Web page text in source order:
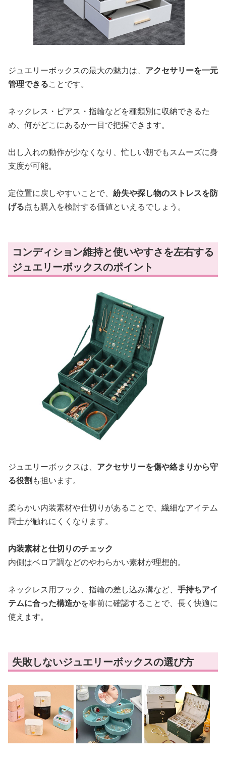
ジュエリーボックスの最大の魅力は、 アクセサリーを一元
管理できることです。
ネックレス・ピアス・指輪などを種類別に収納できるた
め、何がどこにあるか一目で把握できます。
出し入れの動作が少なくなり、忙しい朝でもスムーズに身
支度が可能。
定位置に戻しやすいことで、 紛失や探し物のストレスを防
げる点も購入を検討する価値といえるでしょう。
コンディション維持と使いやすさを左右する
ジュエリーボックスのポイント
ジュエリーボックスは、 アクセサリーを傷や絡まりから守
る役割も担います。
柔らかい内装素材や仕切りがあることで、繊細なアイテム
同士が触れにくくなります。
内装素材と仕切りのチェック
内側はベロア調などのやわらかい素材が理想的。
ネックレス用フック、指輪の差し込み溝など、 手持ちアイ
テムに合った構造かを事前に確認することで、長く快適に
使えます。
失敗しないジュエリーボックスの選び方